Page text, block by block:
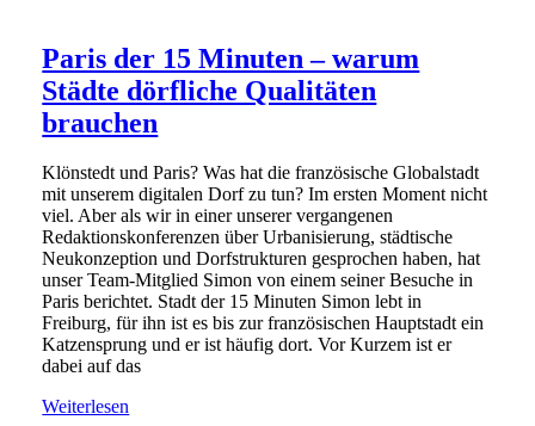
Paris der 15 Minuten – warum
Städte dörfliche Qualitäten
brauchen
Klönstedt und Paris? Was hat die französische Globalstadt
mit unserem digitalen Dorf zu tun? Im ersten Moment nicht
viel. Aber als wir in einer unserer vergangenen
Redaktionskonferenzen über Urbanisierung, städtische
Neukonzeption und Dorfstrukturen gesprochen haben, hat
unser Team-Mitglied Simon von einem seiner Besuche in
Paris berichtet. Stadt der 15 Minuten Simon lebt in
Freiburg, für ihn ist es bis zur französischen Hauptstadt ein
Katzensprung und er ist häufig dort. Vor Kurzem ist er
dabei auf das
Weiterlesen